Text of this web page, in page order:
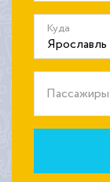
Куда
Пассажиры